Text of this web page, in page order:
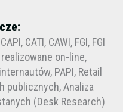
CATI, CAWI, FGI, FGI
on-line,
PAPI, Retail
publicznych, Analiza
(Desk Research)